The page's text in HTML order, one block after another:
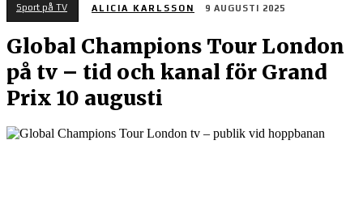
Sport på TV ALICIA KARLSSON 9 AUGUSTI 2025
Global Champions Tour London
på tv – tid och kanal för Grand
Prix 10 augusti